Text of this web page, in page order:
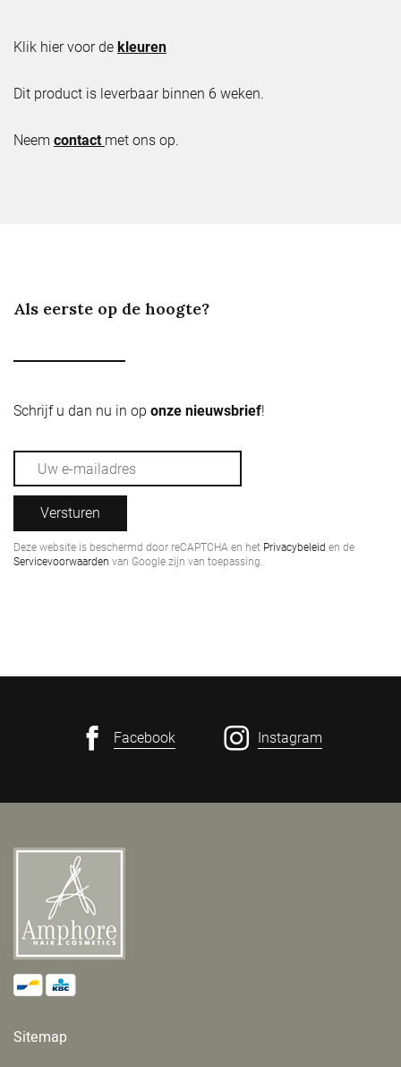
Klik hier voor de kleuren
Dit product is leverbaar binnen 6 weken.
Neem contact met ons op.
Als eerste op de hoogte?
Schrijf u dan nu in op onze nieuwsbrief!
Versturen
Deze website is beschermd door reCAPTCHA en het Privacybeleid en de
Servicevoorwaarden van Google zijn van toepassing.
Facebook Instagram
Sitemap